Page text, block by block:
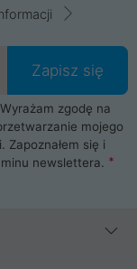
Zapisz się
zgodę na
mojego
Zapoznałem się i
newslettera.